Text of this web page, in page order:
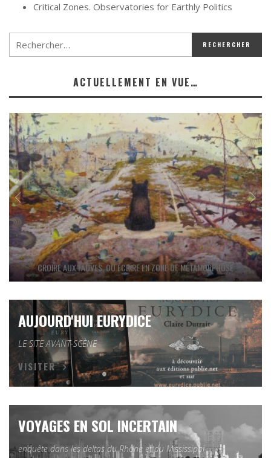
Critical Zones. Observatories for Earthly Politics
ACTUELLEMENT EN VUE…
CROIRE AUX FAUVES, OU ÉCRIRE EN ZONE DE MÉTAMORPHOSE
AUJOURD'HUI EURYDICE
LE SITE AVANT-SCÈNE
VISITER
VOYAGES EN SOL INCERTAIN
enquête dans les deltas du Rhône et du Mississippi